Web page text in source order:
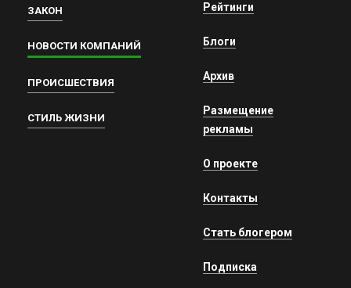
ЗАКОН
НОВОСТИ КОМПАНИЙ
ПРОИСШЕСТВИЯ
СТИЛЬ ЖИЗНИ
Рейтинги
Блоги
Архив
Размещение
рекламы
О проекте
Контакты
Стать блогером
Подписка